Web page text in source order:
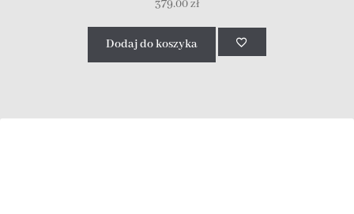
379.00zł
Dodaj do koszyka